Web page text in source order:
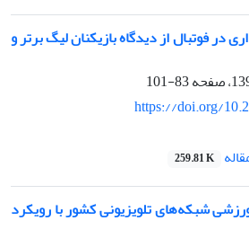
در فوتبال از دیدگاه بازیکنان لیگ برتر و
83-101
https://doi.org/
259.81 K
شبکه‌های تلویزیونی کشور با رویکرد